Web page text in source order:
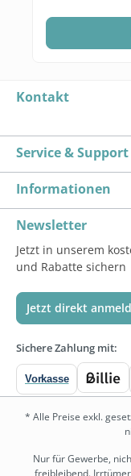
Kontakt
Service & Support
Informationen
Newsletter
Jetzt in unserem
und Rabatte sichern
Jetzt direkt
Sichere Zahlung mit:
Vorkasse
* Alle Preise exkl.
Nur für Gewerbe,
freibleibend.